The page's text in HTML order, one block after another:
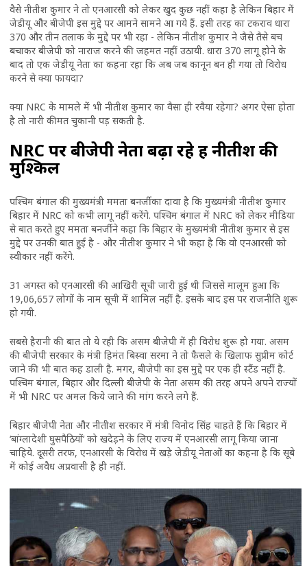
वैसे नीतीश कुमार ने तो एनआरसी को लेकर खुद कुछ नहीं कहा है लेकिन बिहार में
जेडीयू और बीजेपी इस मुद्दे पर आमने सामने आ गये हैं. इसी तरह का टकराव धारा
370 और तीन तलाक के मुद्दे पर भी रहा - लेकिन नीतीश कुमार ने जैसे तैसे बच
बचाकर बीजेपी को नाराज करने की जहमत नहीं उठायी. धारा 370 लागू होने के
बाद तो एक जेडीयू नेता का कहना रहा कि अब जब कानून बन ही गया तो विरोध
करने से क्या फायदा?
क्या NRC के मामले में भी नीतीश कुमार का वैसा ही रवैया रहेगा? अगर ऐसा होता
है तो नारी कीमत चुकानी पड़ सकती है.
NRC पर बीजेपी नेता बढ़ा रहे हैं नीतीश की
मुश्किल
पश्चिम बंगाल की मुख्यमंत्री ममता बनर्जी का दावा है कि मुख्यमंत्री नीतीश कुमार
बिहार में NRC को कभी लागू नहीं करेंगे. पश्चिम बंगाल में NRC को लेकर मीडिया
से बात करते हुए ममता बनर्जी ने कहा कि बिहार के मुख्यमंत्री नीतीश कुमार से इस
मुद्दे पर उनकी बात हुई है - और नीतीश कुमार ने भी कहा है कि वो एनआरसी को
स्वीकार नहीं करेंगे.
31 अगस्त को एनआरसी की आखिरी सूची जारी हुई थी जिससे मालूम हुआ कि
19,06,657 लोगों के नाम सूची में शामिल नहीं है. इसके बाद इस पर राजनीति शुरू
हो गयी.
सबसे हैरानी की बात तो ये रही कि असम बीजेपी में ही विरोध शुरू हो गया. असम
की बीजेपी सरकार के मंत्री हिमंत बिस्वा सरमा ने तो फैसले के खिलाफ सुप्रीम कोर्ट
जाने की भी बात कह डाली है. मगर, बीजेपी का इस मुद्दे पर एक ही स्टैंड नहीं है.
पश्चिम बंगाल, बिहार और दिल्ली बीजेपी के नेता असम की तरह अपने अपने राज्यों
में भी NRC पर अमल किये जाने की मांग करने लगे हैं.
बिहार बीजेपी नेता और नीतीश सरकार में मंत्री विनोद सिंह चाहते हैं कि बिहार में
‘बांग्लादेशी घुसपैठियों’ को खदेड़ने के लिए राज्य में एनआरसी लागू किया जाना
चाहिये. दूसरी तरफ, एनआरसी के विरोध में खड़े जेडीयू नेताओं का कहना है कि सूबे
में कोई अवैध अप्रवासी है ही नहीं.